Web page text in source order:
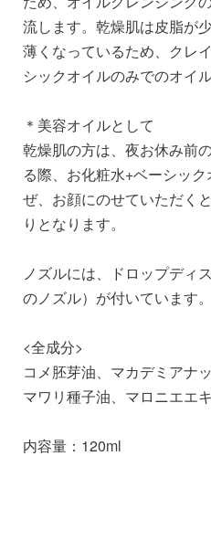
流します。乾燥肌は皮脂が
薄くなっているため、クレ
シックオイルのみでのオイ
＊美容オイルとして
乾燥肌の方は、夜お休み前
る際、お化粧水+ベーシッ
ぜ、お顔にのせていただく
りとなります。
ノズルには、ドロップディ
のノズル）が付いています。
<全成分>
コメ胚芽油、マカデミアナ
マワリ種子油、マロニエエ
内容量：120ml